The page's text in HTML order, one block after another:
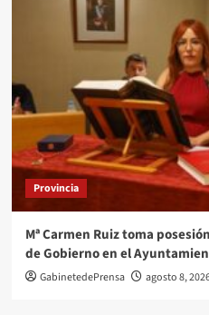
Provincia
Mª Carmen Ruiz toma
de Gobierno en el
GabinetedePrensa agosto 8,